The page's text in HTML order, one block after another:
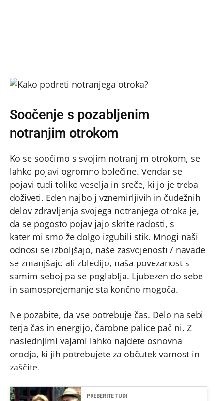
Soočenje s pozabljenim
notranjim otrokom
Ko se soočimo s svojim notranjim otrokom, se
lahko pojavi ogromno bolečine. Vendar se
pojavi tudi toliko veselja in sreče, ki jo je treba
doživeti. Eden najbolj vznemirljivih in čudežnih
delov zdravljenja svojega notranjega otroka je,
da se pogosto pojavljajo skrite radosti, s
katerimi smo že dolgo izgubili stik. Mnogi naši
odnosi se izboljšajo, naše zasvojenosti / navade
se zmanjšajo ali zbledijo, naša povezanost s
samim seboj pa se poglablja. Ljubezen do sebe
in samosprejemanje sta končno mogoča.
Ne pozabite, da vse potrebuje čas. Delo na sebi
terja čas in energijo, čarobne palice pač ni. Z
naslednjimi vajami lahko najdete osnovna
orodja, ki jih potrebujete za občutek varnost in
zaščite.
PREBERITE TUDI